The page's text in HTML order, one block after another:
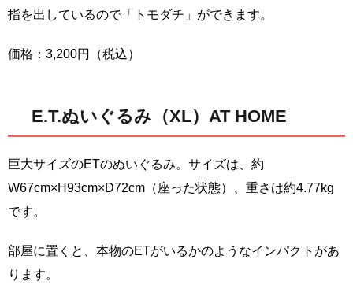
指を出しているので「トモダチ」ができます。
価格：3,200円（税込）
E.T.ぬいぐるみ（XL）AT HOME
巨大サイズのETのぬいぐるみ。サイズは、約
W67cm×H93cm×D72cm（座った状態）、重さは約4.77kg
です。
部屋に置くと、本物のETがいるかのようなインパクトがあ
ります。